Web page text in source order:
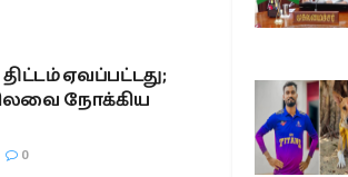
ஏவப்பட்டது;
நோக்கிய
0